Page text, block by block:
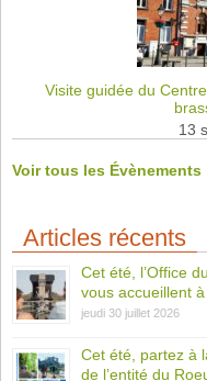
Visite guidée du
13
Voir tous les Évènements
Articles récents
Cet été, l’Office
vous accueillent
jeudi 30 juillet 2026
Cet été, partez à
de l’entité du